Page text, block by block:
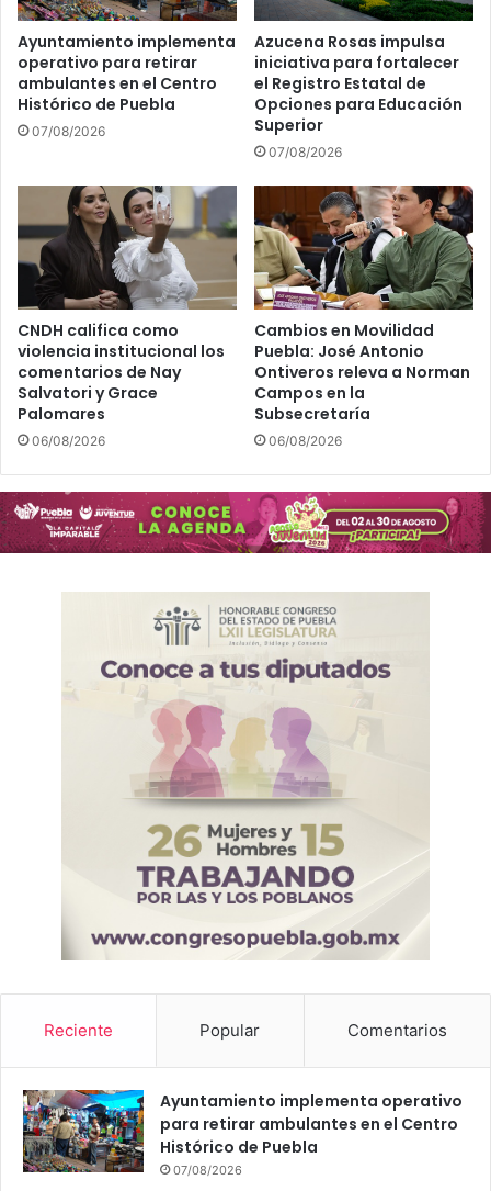
Ayuntamiento implementa
operativo para retirar
ambulantes en el Centro
Histórico de Puebla
07/08/2026
Azucena Rosas impulsa
iniciativa para fortalecer
el Registro Estatal de
Opciones para Educación
Superior
07/08/2026
CNDH califica como
violencia institucional los
comentarios de Nay
Salvatori y Grace
Palomares
06/08/2026
Cambios en Movilidad
Puebla: José Antonio
Ontiveros releva a Norman
Campos en la
Subsecretaría
06/08/2026
Reciente Popular Comentarios
Ayuntamiento implementa operativo
para retirar ambulantes en el Centro
Histórico de Puebla
07/08/2026